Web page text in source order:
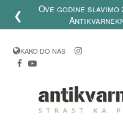
❮
Ove godine
KAKO DO NAS